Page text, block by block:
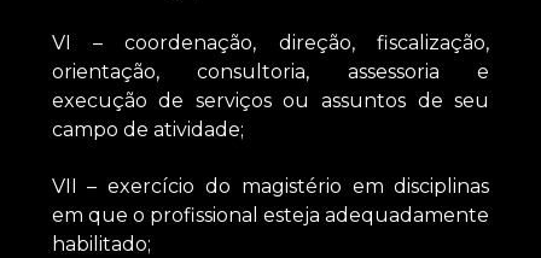
VI – coordenação, direção, fiscalização,
orientação, consultoria, assessoria e
execução de serviços ou assuntos de seu
campo de atividade;
VII – exercício do magistério em disciplinas
em que o profissional esteja adequadamente
habilitado;